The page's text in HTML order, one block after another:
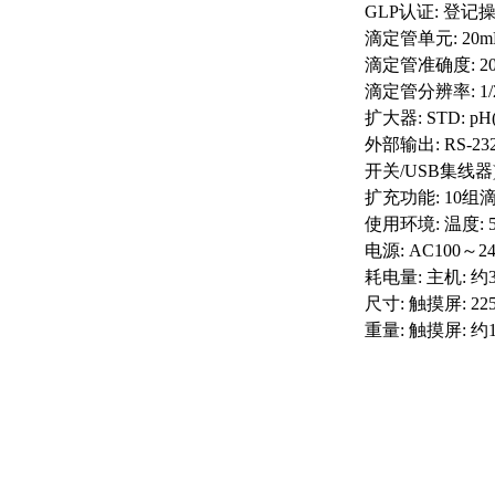
GLP认证: 登记
滴定管单元:
滴定管准确度:
滴定管分辨率: 1/
扩大器: STD:
外部输出: RS-
开关/USB集线
扩充功能: 10组
使用环境: 温度:
电源: AC100～
耗电量: 主机: 约
尺寸: 触摸屏:
重量: 触摸屏: 约